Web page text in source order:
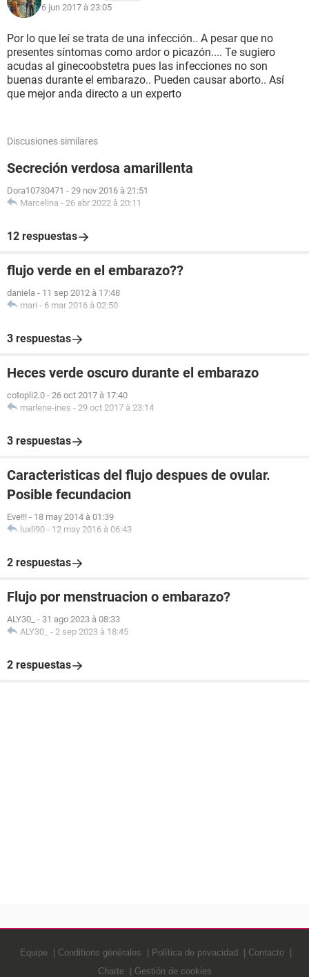
6 jun 2017 à 23:05
Por lo que leí se trata de una infección.. A pesar que no
presentes síntomas como ardor o picazón.... Te sugiero
acudas al ginecoobstetra pues las infecciones no son
buenas durante el embarazo.. Pueden causar aborto.. Así
que mejor anda directo a un experto
Discusiones similares
Secreción verdosa amarillenta
Dora10730471 - 29 nov 2016 à 21:51
Marcelina - 26 abr 2022 à 20:11
12 respuestas
flujo verde en el embarazo??
daniela - 11 sep 2012 à 17:48
mari - 6 mar 2016 à 02:50
3 respuestas
Heces verde oscuro durante el embarazo
cotopli2.0 - 26 oct 2017 à 17:40
marlene-ines - 29 oct 2017 à 23:14
3 respuestas
Caracteristicas del flujo despues de ovular.
Posible fecundacion
Eve!!! - 18 may 2014 à 01:39
luxli90 - 12 may 2016 à 06:43
2 respuestas
Flujo por menstruacion o embarazo?
ALY30_ - 31 ago 2023 à 08:33
ALY30_ - 2 sep 2023 à 18:45
2 respuestas
Equipe Conditions générales Política de privacidad
Contacto
Charte
Gestión de cookies